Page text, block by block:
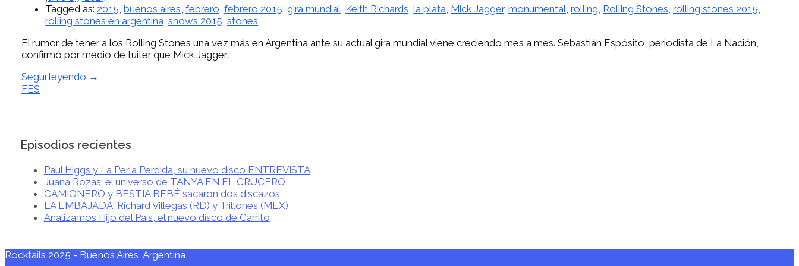
Tagged as: 2015,buenos aires,febrero,febrero 2015,gira mundial, Keith Richards,la plata, Mick Jagger,monumental,rolling, Rolling Stones,rolling stones 2015,
rolling stones en argentina,shows 2015,stones
El rumor de tener a los Rolling Stones una vez más en Argentina ante su actual gira mundial viene creciendo mes a mes. Sebastián Espósito, periodista de La Nación,
confirmó por medio de tuiter que Mick Jagger…
Seguí leyendo →
FES
Episodios recientes
Paul Higgs y La Perla Perdida, su nuevo disco ENTREVISTA
Juana Rozas: el universo de TANYA EN EL CRUCERO
CAMIONERO y BESTIA BEBÉ sacaron dos discazos
LA EMBAJADA: Richard Villegas (RD) y Trillones (MEX)
Analizamos Hijo del País, el nuevo disco de Carrito
Rocktails 2025 - Buenos Aires, Argentina